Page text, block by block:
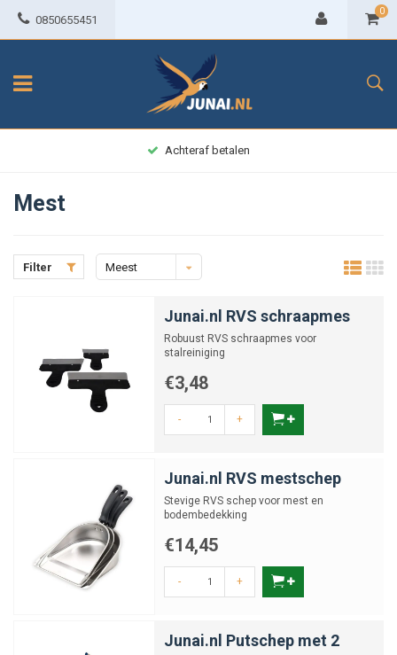
0850655451
0
Achteraf betalen
Mest
Filter
Meest
Junai.nl RVS schraapmes
Robuust RVS schraapmes voor
stalreiniging
€3,48
- +
Junai.nl RVS mestschep
Stevige RVS schep voor mest en
bodembedekking
€14,45
- +
Junai.nl Putschep met 2